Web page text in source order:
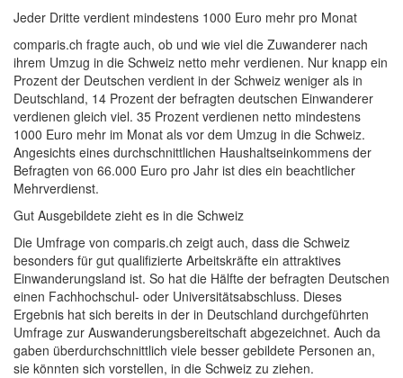
Jeder Dritte verdient mindestens 1000 Euro mehr pro Monat
comparis.ch fragte auch, ob und wie viel die Zuwanderer nach
ihrem Umzug in die Schweiz netto mehr verdienen. Nur knapp ein
Prozent der Deutschen verdient in der Schweiz weniger als in
Deutschland, 14 Prozent der befragten deutschen Einwanderer
verdienen gleich viel. 35 Prozent verdienen netto mindestens
1000 Euro mehr im Monat als vor dem Umzug in die Schweiz.
Angesichts eines durchschnittlichen Haushaltseinkommens der
Befragten von 66.000 Euro pro Jahr ist dies ein beachtlicher
Mehrverdienst.
Gut Ausgebildete zieht es in die Schweiz
Die Umfrage von comparis.ch zeigt auch, dass die Schweiz
besonders für gut qualifizierte Arbeitskräfte ein attraktives
Einwanderungsland ist. So hat die Hälfte der befragten Deutschen
einen Fachhochschul- oder Universitätsabschluss. Dieses
Ergebnis hat sich bereits in der in Deutschland durchgeführten
Umfrage zur Auswanderungsbereitschaft abgezeichnet. Auch da
gaben überdurchschnittlich viele besser gebildete Personen an,
sie könnten sich vorstellen, in die Schweiz zu ziehen.